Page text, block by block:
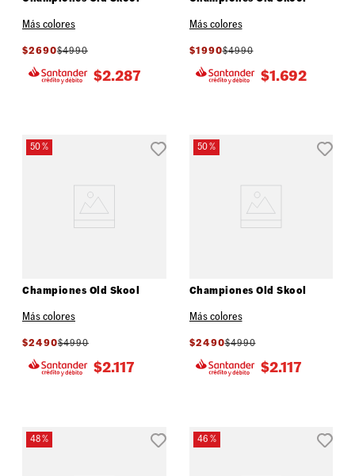
Más colores
$2690$4990
$2.287
Más colores
$1990$4990
$1.692
50 %
Championes Old Skool
Más colores
$2490$4990
$2.117
50 %
Championes Old Skool
Más colores
$2490$4990
$2.117
48 % 46 %